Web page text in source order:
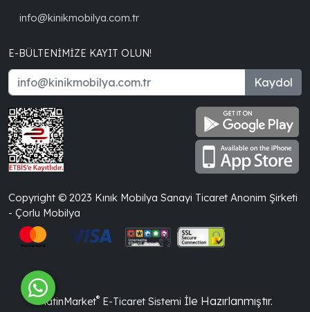
info@kinikmobilya.com.tr
E-BÜLTENIMIZE KAYIT OLUN!
Kaydol
Copyright © 2023 Kınık Mobilya Sanayi Ticaret Anonim Şirketi
- Çorlu Mobilya
PlatinMarket® E-Ticaret Sistemi İle Hazırlanmıştır.